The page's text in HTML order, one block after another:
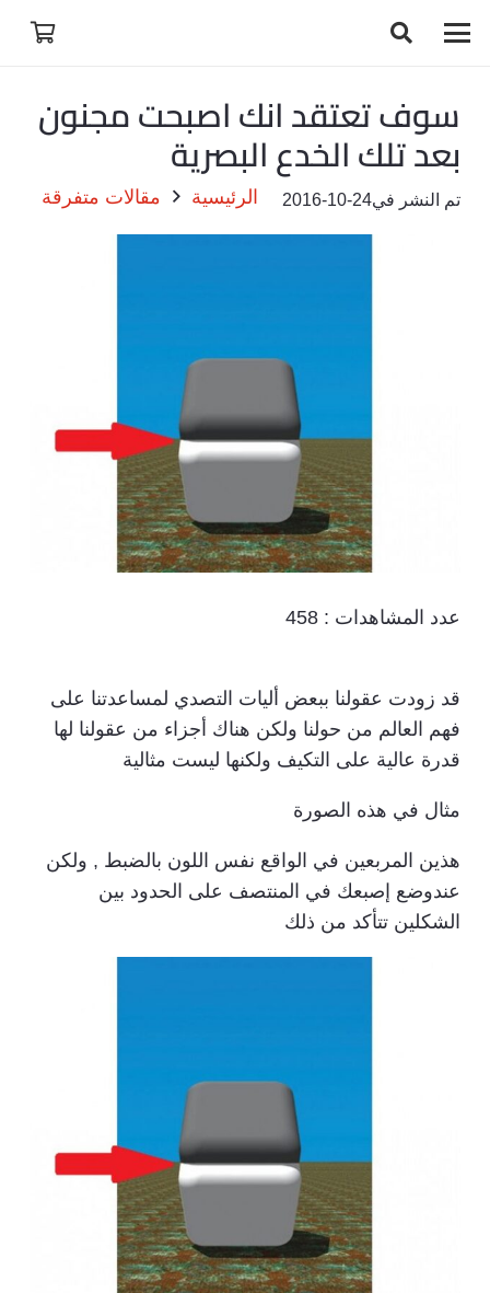
سوف تعتقد انك اصبحت مجنون
بعد تلك الخدع البصرية
تم النشر في2016-10-24 الرئيسية مقالات متفرقة
عدد المشاهدات : 458
قد زودت عقولنا ببعض أليات التصدي لمساعدتنا على
فهم العالم من حولنا ولكن هناك أجزاء من عقولنا لها
قدرة عالية على التكيف ولكنها ليست مثالية
مثال في هذه الصورة
هذين المربعين في الواقع نفس اللون بالضبط , ولكن
عندوضع إصبعك في المنتصف على الحدود بين
الشكلين تتأكد من ذلك